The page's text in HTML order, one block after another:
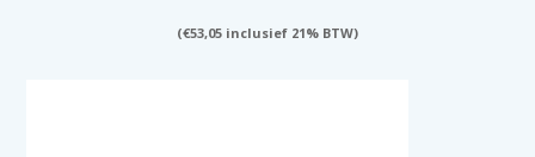
(€53,05 inclusief 21% BTW)